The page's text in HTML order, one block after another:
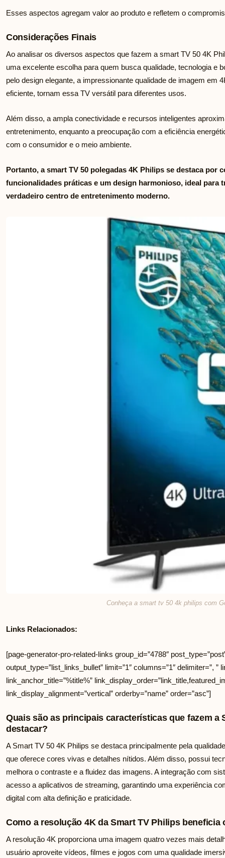
Esses aspectos agregam valor ao produto e refletem o
Considerações Finais
Ao analisar os diversos aspectos que fazem a smart TV 50 4K
uma excelente escolha para quem busca qualidade, tecnologia e
pelo design elegante, a impressionante qualidade de imagem em
eficiente, tornam essa TV versátil para diferentes usos.
Além disso, a ampla conectividade e recursos inteligentes
entretenimento, enquanto a preocupação com a eficiência
com o consumidor e o meio ambiente.
Portanto, a smart TV 50 polegadas 4K Philips se destaca por
funcionalidades práticas e um design harmonioso, ideal para
verdadeiro centro de entretenimento moderno.
Conheça a smart tv 50 4k philips com
Links Relacionados:
[page-generator-pro-related-links group_id=”4788″
output_type=”list_links_bullet” limit=”1″ columns=”1″ delimiter=”, ”
link_anchor_title=”%title%”
link_display_alignment=”vertical” orderby=”name” order=”asc”]
Quais são as principais características que fazem a
destacar?
A Smart TV 50 4K Philips se destaca principalmente pela
que oferece cores vivas e detalhes nítidos. Além disso, possui
melhora o contraste e a fluidez das imagens. A integração com
acesso a aplicativos de streaming, garantindo uma experiência
digital com alta definição e praticidade.
Como a resolução 4K da Smart TV Philips beneficia
A resolução 4K proporciona uma imagem quatro vezes mais
usuário aproveite vídeos, filmes e jogos com uma qualidade